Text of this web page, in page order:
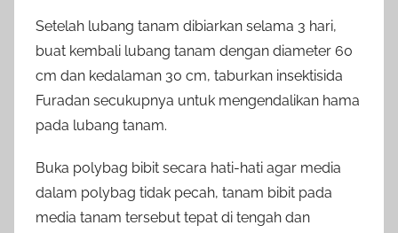
Setelah lubang tanam dibiarkan selama 3 hari,
buat kembali lubang tanam dengan diameter 60
cm dan kedalaman 30 cm, taburkan insektisida
Furadan secukupnya untuk mengendalikan hama
pada lubang tanam.
Buka polybag bibit secara hati-hati agar media
dalam polybag tidak pecah, tanam bibit pada
media tanam tersebut tepat di tengah dan